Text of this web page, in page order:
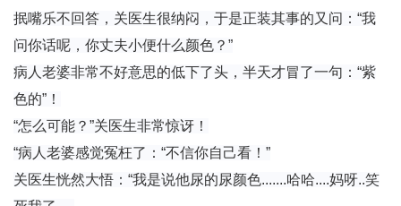
抿嘴乐不回答，关医生很纳闷，于是正装其事的又问：“我
问你话呢，你丈夫小便什么颜色？”
病人老婆非常不好意思的低下了头，半天才冒了一句：“紫
色的”！
“怎么可能？”关医生非常惊讶！
“病人老婆感觉冤枉了：“不信你自己看！”
关医生恍然大悟：“我是说他尿的尿颜色.......哈哈....妈呀..笑